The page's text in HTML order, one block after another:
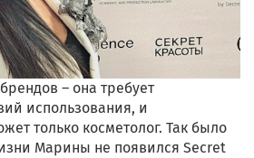
– она требует
использования, и
только косметолог. Так было
Марины не появился Secret